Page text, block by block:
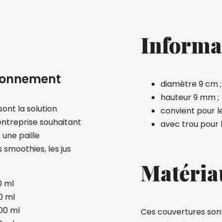
la solution
souhaitant
paille
les jus
ml
ml
ml
diamètre 9 cm ;
hauteur 9 mm ;
convient pour
avec trou pour
Ces couvertures